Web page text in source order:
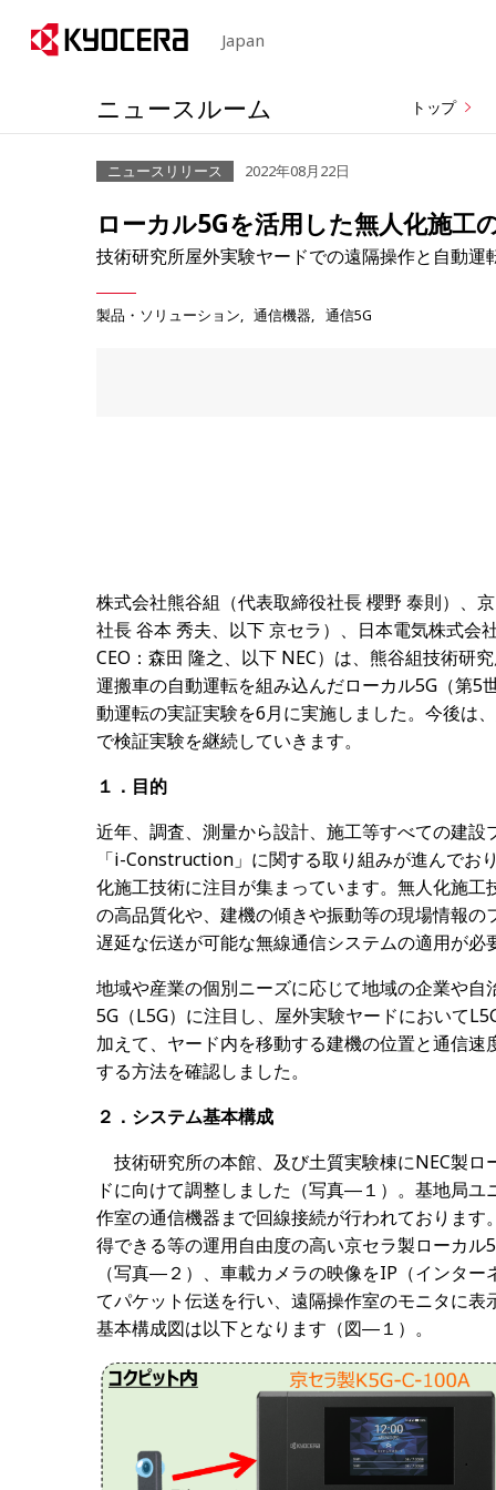
Japan
ニュースルーム トップ
ニュースリリース 2022年08月22日
ローカル5Gを活用した無人化施工
技術研究所屋外実験ヤードでの遠隔操作と自動運
製品・ソリューション 通信機器 通信5G
株式会社熊谷組（代表取締役社長 櫻野 泰則）、
社長 谷本 秀夫、以下 京セラ）、日本電気株式会
CEO：森田 隆之、以下 NEC）は、熊谷組技術研
運搬車の自動運転を組み込んだローカル5G（第
動運転の実証実験を6月に実施しました。今後は
で検証実験を継続していきます。
１．目的
近年、調査、測量から設計、施工等すべての建設
「i-Construction 」に関する取り組みが進んでお
化施工技術に注目が集まっています。無人化施工
の高品質化や、建機の傾きや振動等の現場情報
遅延な伝送が可能な無線通信システムの適用が必
地域や産業の個別ニーズに応じて地域の企業や
5G（L5G）に注目し、屋外実験ヤードにおいて
加えて、ヤード内を移動する建機の位置と通信
する方法を確認しました。
２．システム基本構成
技術研究所の本館、及び土質実験棟にNEC製
ドに向けて調整しました（写真―１）。基地局
作室の通信機器まで回線接続が行われておりま
得できる等の運用自由度の高い京セラ製ローカ
（写真―２）、車載カメラの映像をIP（インタ
てパケット伝送を行い、遠隔操作室のモニタに
基本構成図は以下となります（図―１）。